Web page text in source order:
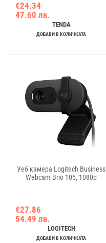
€24.34
47.60 лв.
TENDA
ДОБАВИ В КОЛИЧКАТА
Уеб камера Logitech Business
Webcam Brio 105, 1080p
€27.86
54.49 лв.
LOGITECH
ДОБАВИ В КОЛИЧКАТА